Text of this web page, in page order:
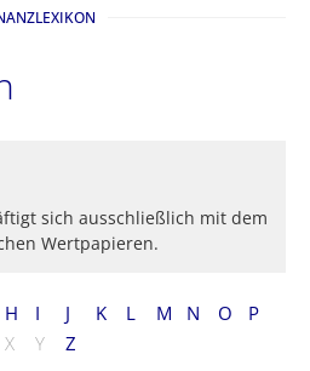
H I J K L M N O
P
X Y Z
sich ausschließlich mit dem
Wertpapieren.